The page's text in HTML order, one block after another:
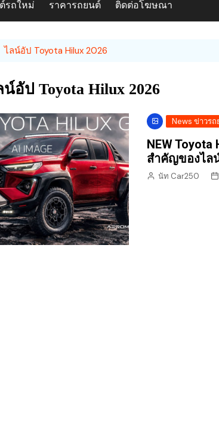
รถใหม่ ราคารถยนต์ ติดต่อโฆษณา
ไลน์อัป Toyota Hilux 2026
น์อัป Toyota Hilux 2026
News ข่าวร
NEW
สำคัญของไล
นัท Car250